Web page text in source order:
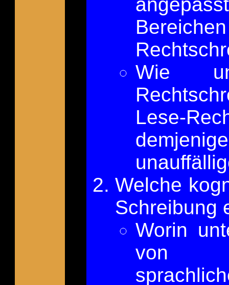
Wie
Lese-
Welche
Schreibung
Worin
von